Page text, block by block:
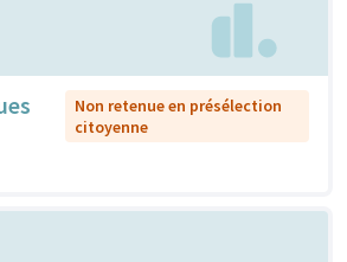
Non retenue en présélection
citoyenne